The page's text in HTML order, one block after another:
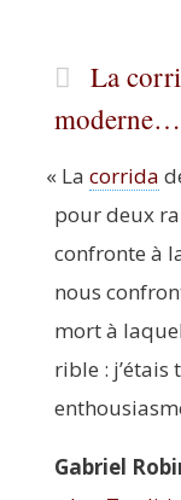
La
moderne…
« La cor­ri­da
pour deux
confronte à
nous
mort à
rible :
Gabriel